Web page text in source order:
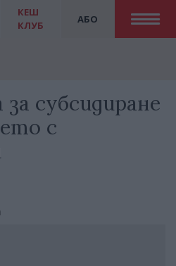
АБО
КЕШ
КЛУБ
субсидиране
с